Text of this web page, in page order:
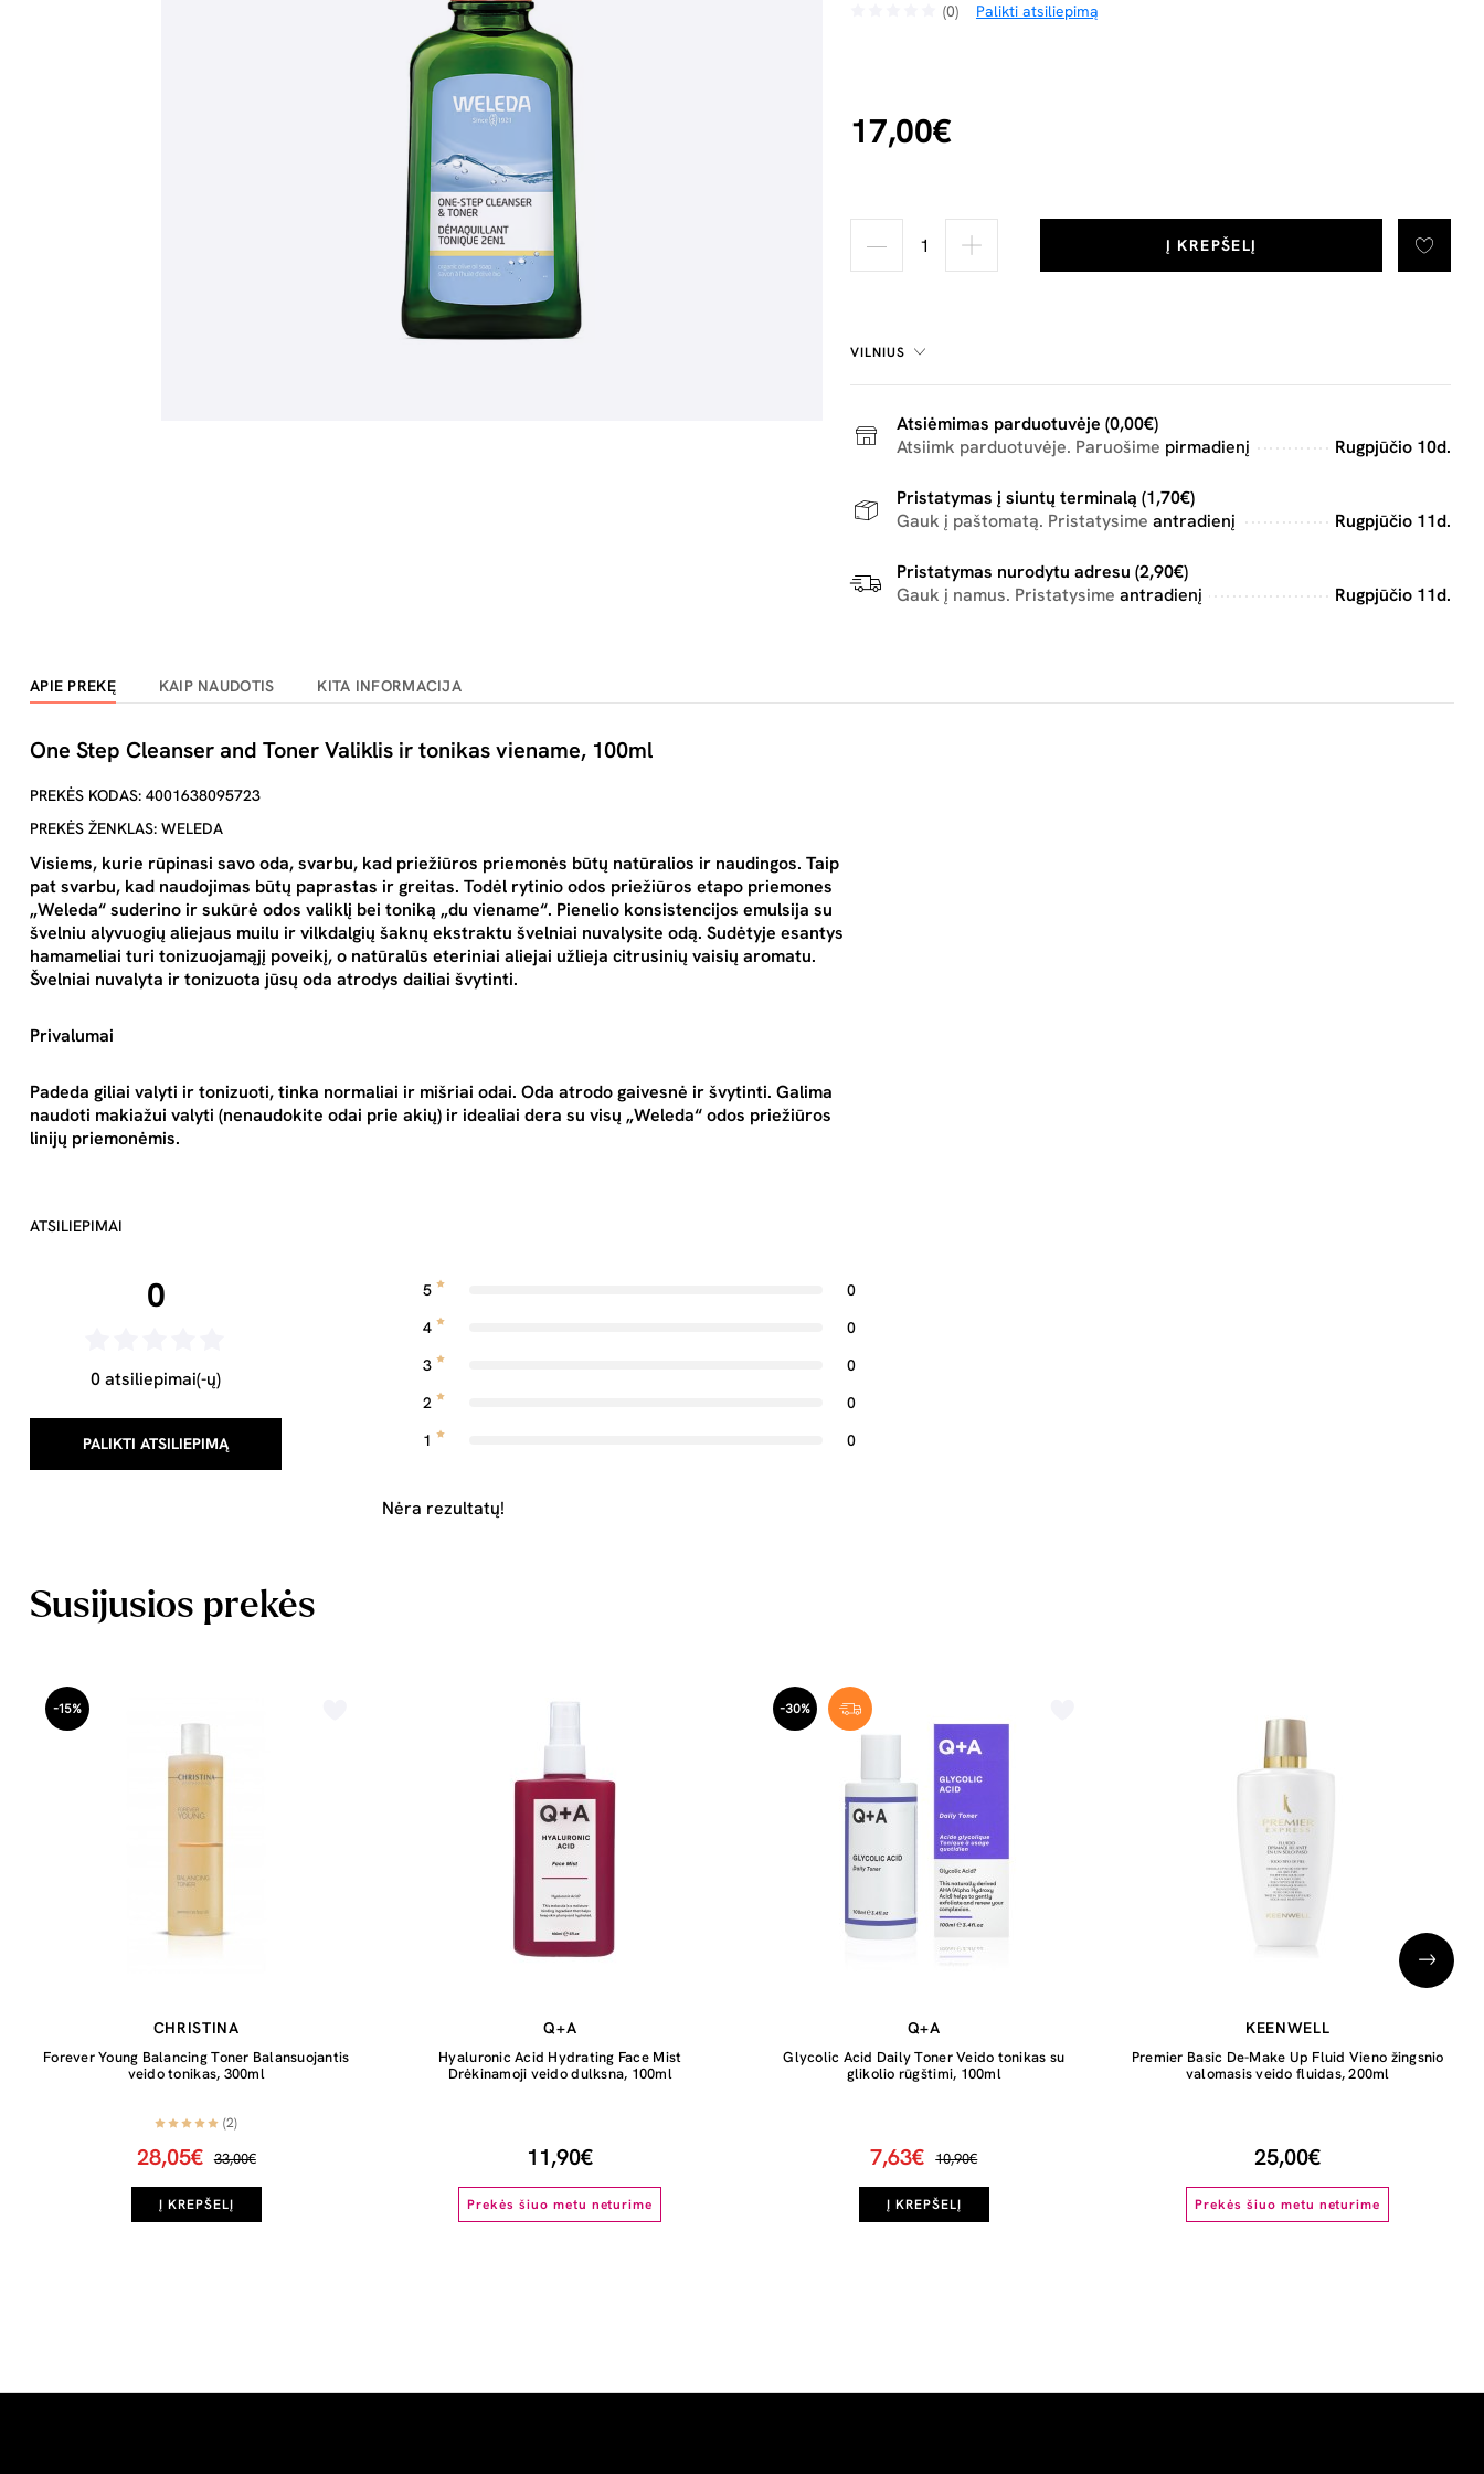
(0) Palikti atsiliepimą
17,00€
Į KREPŠELĮ
VILNIUS
Atsiėmimas parduotuvėje (0,00€)
Atsiimk parduotuvėje. Paruošime pirmadienį Rugpjūčio 10d.
Pristatymas į siuntų terminalą (1,70€)
Gauk į paštomatą. Pristatysime antradienį Rugpjūčio 11d.
Pristatymas nurodytu adresu (2,90€)
Gauk į namus. Pristatysime antradienį Rugpjūčio 11d.
APIE PREKĘ KAIP NAUDOTIS KITA INFORMACIJA
One Step Cleanser and Toner Valiklis ir tonikas viename, 100ml
PREKĖS KODAS: 4001638095723
PREKĖS ŽENKLAS: WELEDA
Visiems, kurie rūpinasi savo oda, svarbu, kad priežiūros priemonės būtų natūralios ir naudingos. Taip
pat svarbu, kad naudojimas būtų paprastas ir greitas. Todėl rytinio odos priežiūros etapo priemones
„Weleda“ suderino ir sukūrė odos valiklį bei toniką „du viename“. Pienelio konsistencijos emulsija su
švelniu alyvuogių aliejaus muilu ir vilkdalgių šaknų ekstraktu švelniai nuvalysite odą. Sudėtyje esantys
hamameliai turi tonizuojamąjį poveikį, o natūralūs eteriniai aliejai užlieja citrusinių vaisių aromatu.
Švelniai nuvalyta ir tonizuota jūsų oda atrodys dailiai švytinti.
Privalumai
Padeda giliai valyti ir tonizuoti, tinka normaliai ir mišriai odai. Oda atrodo gaivesnė ir švytinti. Galima
naudoti makiažui valyti (nenaudokite odai prie akių) ir idealiai dera su visų „Weleda“ odos priežiūros
linijų priemonėmis.
ATSILIEPIMAI
0
0 atsiliepimai(-ų)
PALIKTI ATSILIEPIMĄ
5
0
4
0
3
0
2
0
1
0
Nėra rezultatų!
Susijusios prekės
-15%
CHRISTINA
Forever Young Balancing Toner Balansuojantis
veido tonikas, 300ml
(2)
28,05€ 33,00€
Į KREPŠELĮ
Q+A
Hyaluronic Acid Hydrating Face Mist
Drėkinamoji veido dulksna, 100ml
11,90€
Prekės šiuo metu neturime
-30%
Q+A
Glycolic Acid Daily Toner Veido tonikas su
glikolio rūgštimi, 100ml
7,63€ 10,90€
Į KREPŠELĮ
KEENWELL
Premier Basic De-Make Up Fluid Vieno žingsnio
valomasis veido fluidas, 200ml
25,00€
Prekės šiuo metu neturime